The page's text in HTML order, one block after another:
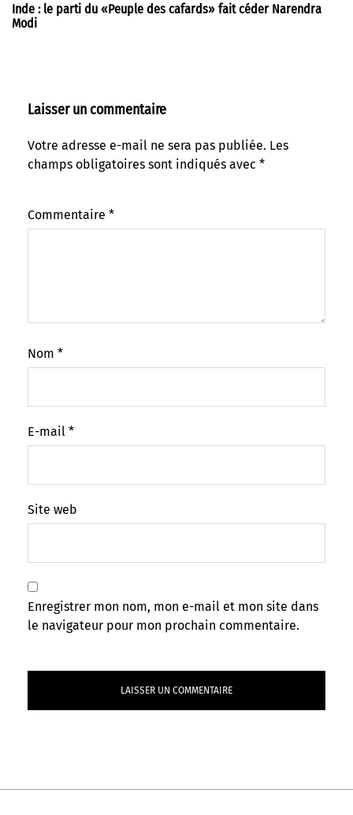
Inde : le parti du «Peuple des cafards» fait céder Narendra
Modi
Laisser un commentaire
Votre adresse e-mail ne sera pas publiée. Les
champs obligatoires sont indiqués avec *
Commentaire *
Nom *
E-mail *
Site web
Enregistrer mon nom, mon e-mail et mon site dans
le navigateur pour mon prochain commentaire.